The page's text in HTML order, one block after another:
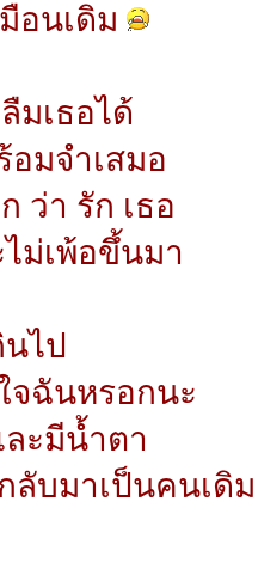
อนเดิม
มเธอได้
มจำเสมอ
ว่า รัก เธอ
ม่เพ้อขึ้นมา
ไป
จฉันหรอกนะ
ะมีน้ำตา
ลับมาเป็นคนเดิม